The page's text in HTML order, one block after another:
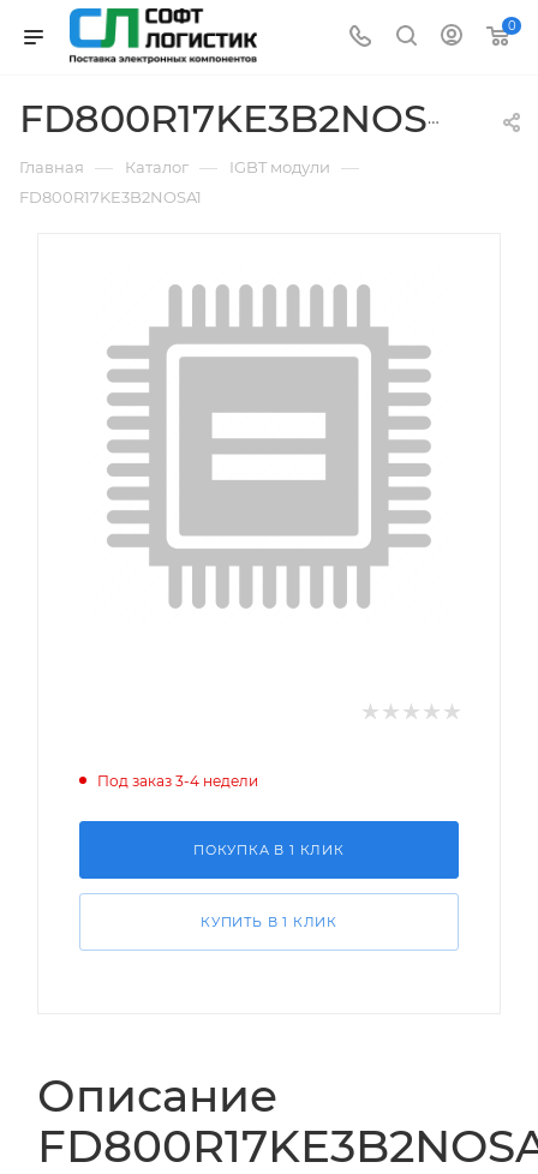
0
FD800R17KE3B2NOSA1
Главная — Каталог — IGBT модули —
FD800R17KE3B2NOSA1
Под заказ 3-4 недели
ПОКУПКА В 1 КЛИК
КУПИТЬ В 1 КЛИК
Описание